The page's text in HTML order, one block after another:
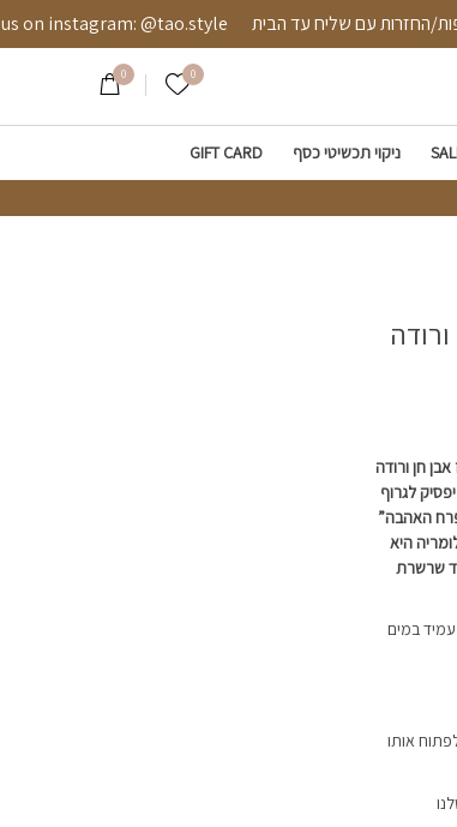
החלפות/החזרות עם שליח עד הבית @tao.style
0 הרשימה שלי
0
ניקוי תכשיטי כסף GIFT CARD
חן ורודה
לגרוף
האהבה”
היא
שרשרת
אותו